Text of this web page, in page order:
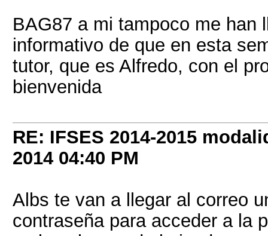
BAG87 a mi tampoco me han
informativo de que en esta
tutor, que es Alfredo, con el
bienvenida
RE: IFSES 2014-2015
2014 04:40 PM
Albs te van a llegar al correo
contraseña para acceder a la